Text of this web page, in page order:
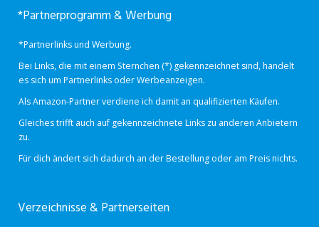
*Partnerprogramm & Werbung
*Partnerlinks und Werbung.
Bei Links, die mit einem Sternchen (*) gekennzeichnet sind, handelt
es sich um Partnerlinks oder Werbeanzeigen.
Als Amazon-Partner verdiene ich damit an qualifizierten Käufen.
Gleiches trifft auch auf gekennzeichnete Links zu anderen Anbietern
zu.
Für dich ändert sich dadurch an der Bestellung oder am Preis nichts.
Verzeichnisse & Partnerseiten